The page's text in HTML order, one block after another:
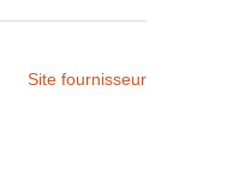
Site fournisseur